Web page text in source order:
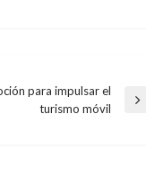
para impulsar el
turismo móvil